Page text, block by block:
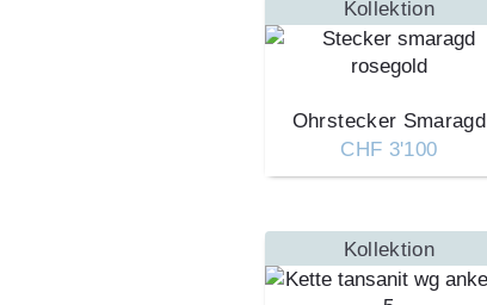
Kollektion
Ohrstecker Smaragd
CHF 3'100
Kollektion